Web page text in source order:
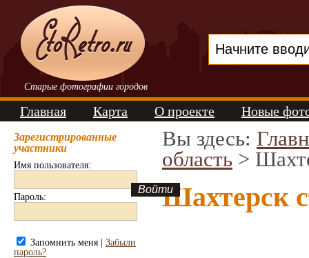
Старые фотографии городов
Главная Карта О проекте Новые
Зарегистрированные
участники
Имя пользователя:
Пароль:
Запомнить меня | Забыли
пароль?
Вы здесь:
область >
Шахтерск